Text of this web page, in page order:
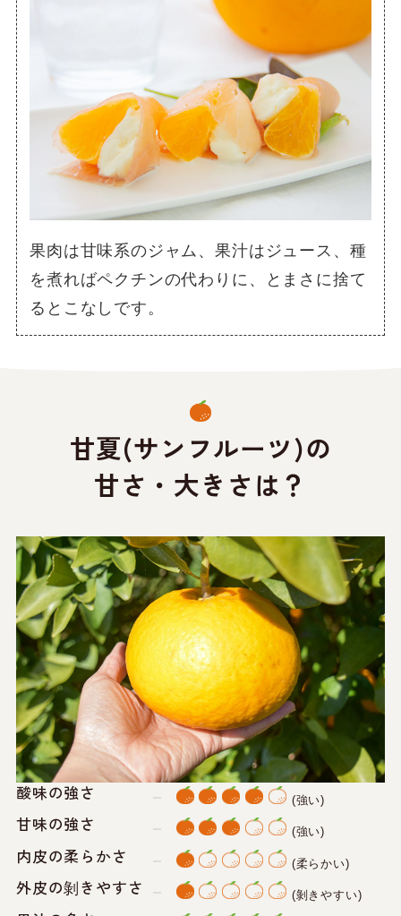
果肉は甘味系のジャム、果汁はジュース、種
を煮ればペクチンの代わりに、とまさに捨て
るとこなしです。
甘夏(サンフルーツ)の
甘さ・大きさは？
酸味の強さ (強い)
甘味の強さ (強い)
内皮の柔らかさ (柔らかい)
外皮の剝きやすさ (剝きやすい)